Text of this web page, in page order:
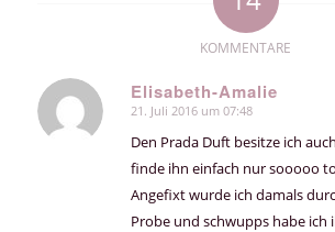
KOMMENTARE
Elisabeth-Amalie
sagte:
21. Juli 2016 um 07:48
Den Prada Duft besitze ich
finde ihn einfach nur sooooo
Angefixt wurde ich damals
Probe und schwupps habe ich